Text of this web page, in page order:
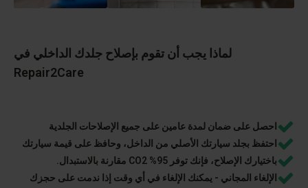
لماذا يجب أن تقوم بإصلاح جلدك الداخلي في
Repair2Care
احصل على ضمان لمدة عامين على جميع الإصلاحات الجلدية
احتفظ بجلد سيارتك الأصلي من الداخل، وحافظ على قيمة سيارتك
باختيارك الإصلاح، فإنك توفر 95% CO2 مقارنة بالاستبدال.
الإلغاء المجاني - يمكنك الإلغاء في أي وقت إذا ندمت على حجزك